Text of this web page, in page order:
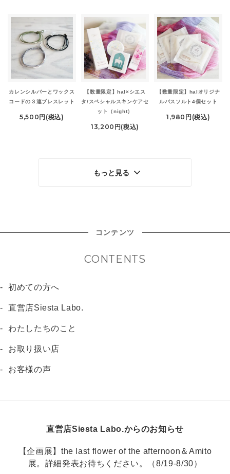
カレンシルバーとワックス
コードの３連ブレスレット
5,500円(税込)
【数量限定】hal×シエス
タ/スペシャルスキンケアセ
ット（night）
13,200円(税込)
【数量限定】halオリジナ
ルバスソルト4個セット
1,980円(税込)
もっと見る
コンテンツ
CONTENTS
初めての方へ
直営店Siesta Labo.
わたしたちのこと
お取り扱い店
お客様の声
直営店Siesta Labo.からのお知らせ
【企画展】the last flower of the afternoon＆Amito
展。詳細発表お待ちください。（8/19-8/30）